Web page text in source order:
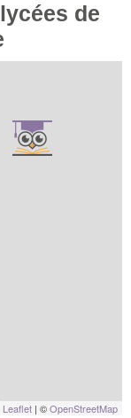
de
Leaflet | ©OpenStreetMap